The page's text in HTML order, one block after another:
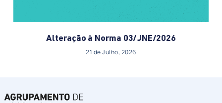
Alteração à Norma 03/JNE/2026
21 de Julho, 2026